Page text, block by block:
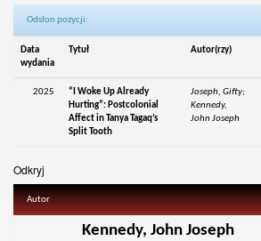
Odsłon pozycji:
Data
wydania
Tytuł Autor(rzy)
2025
“I Woke Up Already
Hurting”: Postcolonial
Affect in Tanya Tagaq’s
Split Tooth
Joseph, Gifty;
Kennedy,
John Joseph
Odkryj
Autor
Kennedy, John Joseph